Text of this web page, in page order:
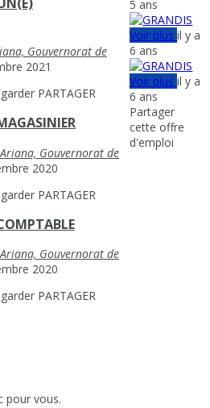
Gouvernorat de
2021
PARTAGER
5 ans
Ariana, Gouvernorat de
2020
PARTAGER
Voir plusil y a
6 ans
Ariana, Gouvernorat de
2020
PARTAGER
Voir plusil y a
6 ans
Partager
cette offre
d'emploi
pour vous.